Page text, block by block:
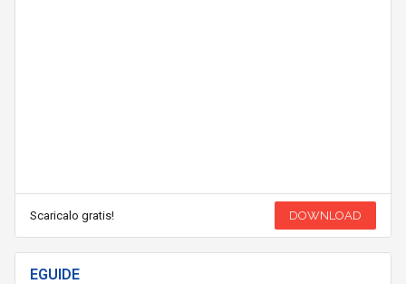
Scaricalo gratis! DOWNLOAD
EGUIDE